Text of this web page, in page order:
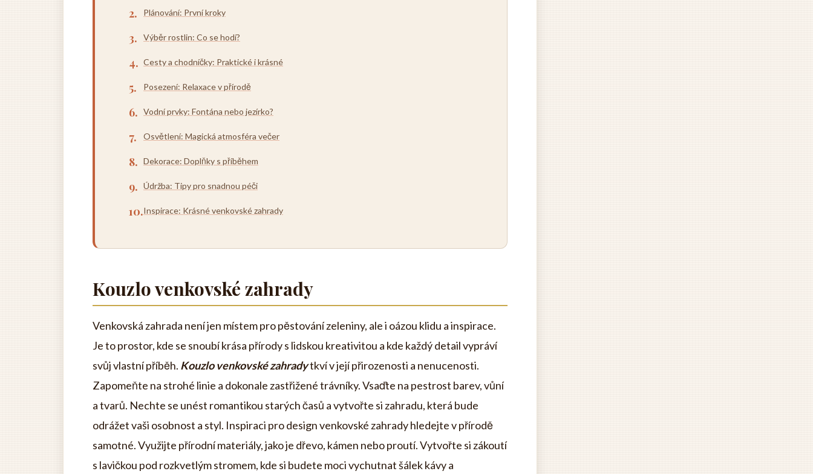
Plánování: První kroky
Výběr rostlin: Co se hodí?
Cesty a chodníčky: Praktické i krásné
Posezení: Relaxace v přírodě
Vodní prvky: Fontána nebo jezírko?
Osvětlení: Magická atmosféra večer
Dekorace: Doplňky s příběhem
Údržba: Tipy pro snadnou péči
Inspirace: Krásné venkovské zahrady
Kouzlo venkovské zahrady
Venkovská zahrada není jen místem pro pěstování zeleniny, ale i oázou klidu a inspirace.
Je to prostor, kde se snoubí krása přírody s lidskou kreativitou a kde každý detail vypráví
svůj vlastní příběh. Kouzlo venkovské zahradytkví v její přirozenosti a nenucenosti.
Zapomeňte na strohé linie a dokonale zastřižené trávníky. Vsaďte na pestrost barev, vůní
a tvarů. Nechte se unést romantikou starých časů a vytvořte si zahradu, která bude
odrážet vaši osobnost a styl. Inspiraci pro design venkovské zahrady hledejte v přírodě
samotné. Využijte přírodní materiály, jako je dřevo, kámen nebo proutí. Vytvořte si zákoutí
s lavičkou pod rozkvetlým stromem, kde si budete moci vychutnat šálek kávy a